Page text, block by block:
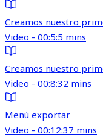
Creamos nuestro
Video - 00:5:5 mins
Creamos nuestro
Video - 00:8:32 mins
Menú exportar
Video - 00:12:37 mins